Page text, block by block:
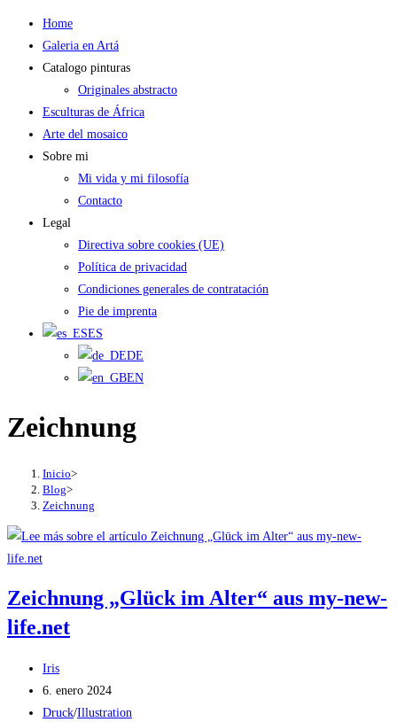
Saltar
contenido
Home
Galeria en Artá
Catalogo pinturas
Originales abstracto
Esculturas de África
Arte del mosaico
Sobre mi
Mi vida y mi filosofía
Contacto
Legal
Directiva sobre cookies (UE)
Política de privacidad
Condiciones generales de contratación
Pie de imprenta
ES
DE
EN
Zeichnung
Inicio>
Blog>
Zeichnung
Zeichnung „Glück im Alter“ aus my-new-
life.net
Autor
de
la
Iris
Publicación
de
6. enero 2024
Categoría
Druck/Illustration